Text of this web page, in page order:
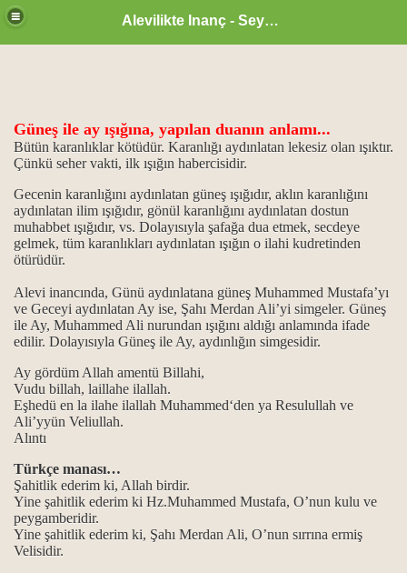
Alevilikte Inanç - Seyyid Hakkı
Güneş ile ay ışığına, yapılan duanın anlamı...
Bütün karanlıklar kötüdür. Karanlığı aydınlatan lekesiz olan ışıktır.
Çünkü seher vakti, ilk ışığın habercisidir.
Gecenin karanlığını aydınlatan güneş ışığıdır, aklın karanlığını
aydınlatan ilim ışığıdır, gönül karanlığını aydınlatan dostun
muhabbet ışığıdır, vs. Dolayısıyla şafağa dua etmek, secdeye
gelmek, tüm karanlıkları aydınlatan ışığın o ilahi kudretinden
ötürüdür.
Alevi inancında, Günü aydınlatana güneş Muhammed Mustafa’yı
ve Geceyi aydınlatan Ay ise, Şahı Merdan Ali’yi simgeler. Güneş
ile Ay, Muhammed Ali nurundan ışığını aldığı anlamında ifade
edilir. Dolayısıyla Güneş ile Ay, aydınlığın simgesidir.
Ay gördüm Allah amentü Billahi,
Vudu billah, laillahe ilallah.
Eşhedü en la ilahe ilallah Muhammed‘den ya Resulullah ve
Ali’yyün Veliullah.
Alıntı
Türkçe manası…
Şahitlik ederim ki, Allah birdir.
Yine şahitlik ederim ki Hz.Muhammed Mustafa, O’nun kulu ve
peygamberidir.
Yine şahitlik ederim ki, Şahı Merdan Ali, O’nun sırrına ermiş
Velisidir.
önemi
işlevi...
din kitapları